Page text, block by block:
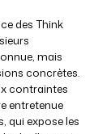
des Think
mais
concrètes.
contraintes
entretenue
qui expose les